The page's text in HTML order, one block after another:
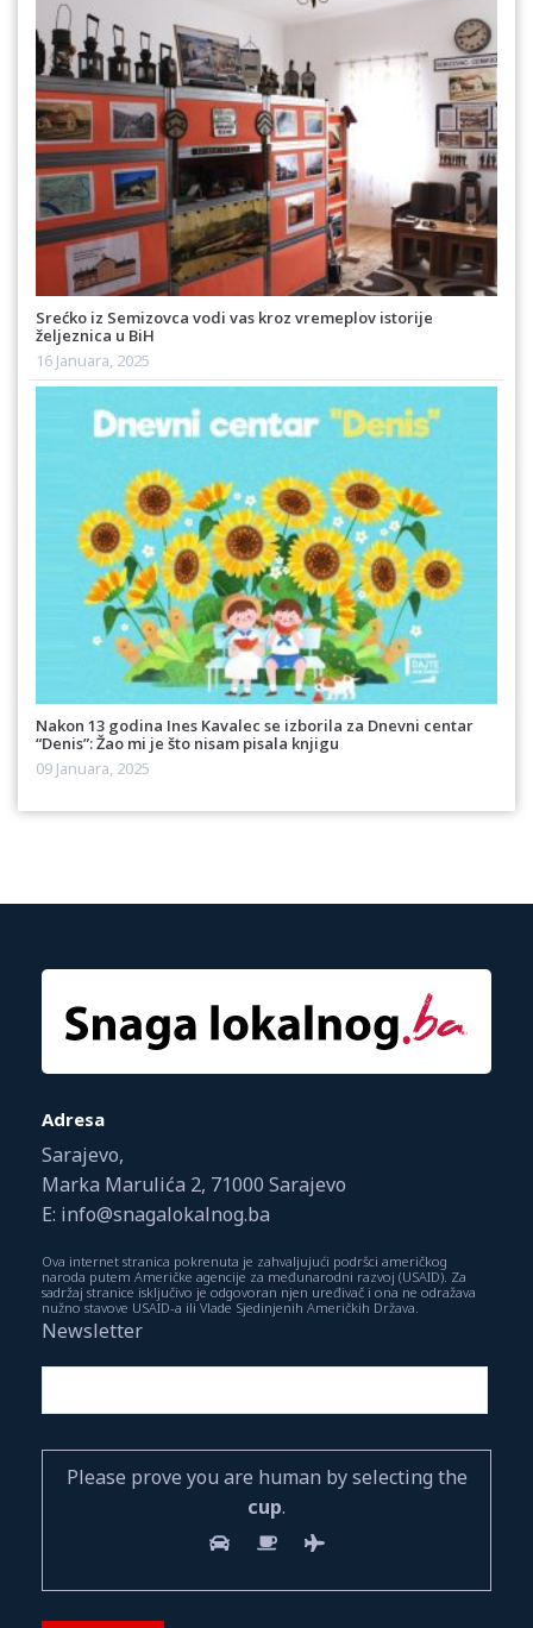
Srećko iz Semizovca vodi vas kroz vremeplov istorije
željeznica u BiH
16 Januara, 2025
Nakon 13 godina Ines Kavalec se izborila za Dnevni centar
“Denis”: Žao mi je što nisam pisala knjigu
09 Januara, 2025
Adresa
Sarajevo,
Marka Marulića 2, 71000 Sarajevo
E: info@snagalokalnog.ba
Ova internet stranica pokrenuta je zahvaljujući podršci američkog
naroda putem Američke agencije za međunarodni razvoj (USAID). Za
sadržaj stranice isključivo je odgovoran njen uređivač i ona ne odražava
nužno stavove USAID-a ili Vlade Sjedinjenih Američkih Država.
Newsletter
Please prove you are human by selecting the
cup.